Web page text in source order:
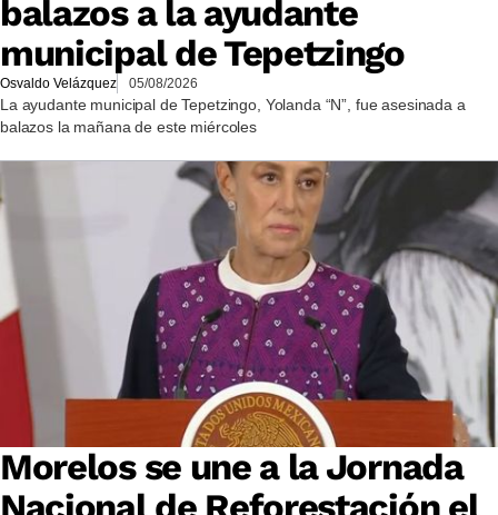
balazos a la ayudante
municipal de Tepetzingo
Osvaldo Velázquez 05/08/2026
La ayudante municipal de Tepetzingo, Yolanda “N”, fue asesinada a
balazos la mañana de este miércoles
Morelos se une a la Jornada